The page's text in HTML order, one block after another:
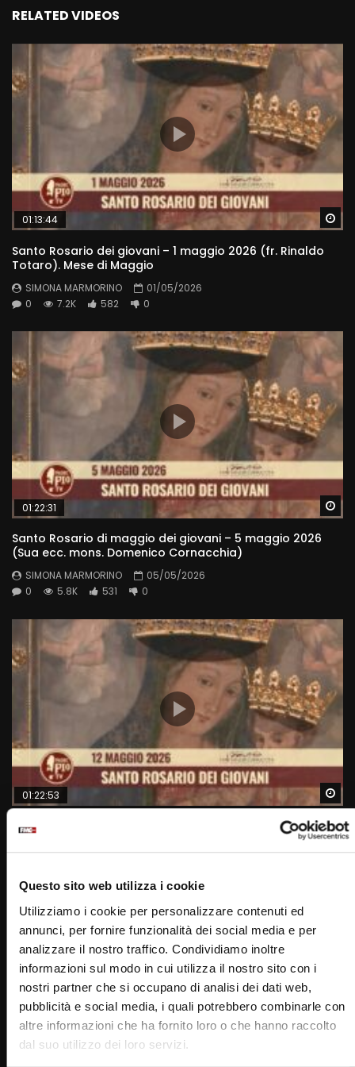
Questo sito web utilizza i cookie
Utilizziamo i cookie per personalizzare contenuti ed
annunci, per fornire funzionalità dei social media e per
analizzare il nostro traffico. Condividiamo inoltre
informazioni sul modo in cui utilizza il nostro sito con i
nostri partner che si occupano di analisi dei dati web,
pubblicità e social media, i quali potrebbero combinarle con
altre informazioni che ha fornito loro o che hanno raccolto
dal suo utilizzo dei loro servizi.
RELATED VIDEOS
01:13:44
Santo Rosario dei giovani – 1 maggio 2026 (fr. Rinaldo
Totaro). Mese di Maggio
SIMONA MARMORINO
01/05/2026
0
7.2K 582 0
01:22:31
Santo Rosario di maggio dei giovani – 5 maggio 2026
(Sua ecc. mons. Domenico Cornacchia)
SIMONA MARMORINO
05/05/2026
0
5.8K 531 0
01:22:53
Rosario di maggio dei giovani – 12 maggio 2026 (don
0
5.8K 523